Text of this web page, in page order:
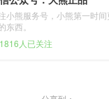
小熊服务号，小熊第一时
东西。
人已关注